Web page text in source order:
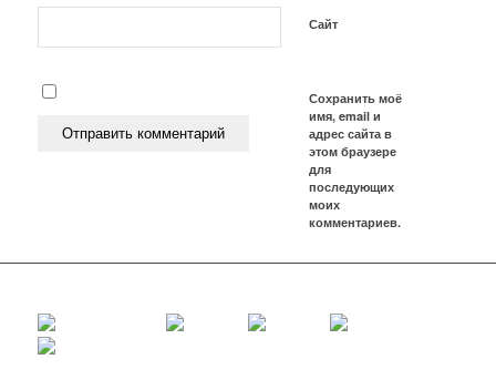
Сайт
Сохранить моё
имя, email и
адрес сайта в
этом браузере
для
последующих
моих
комментариев.